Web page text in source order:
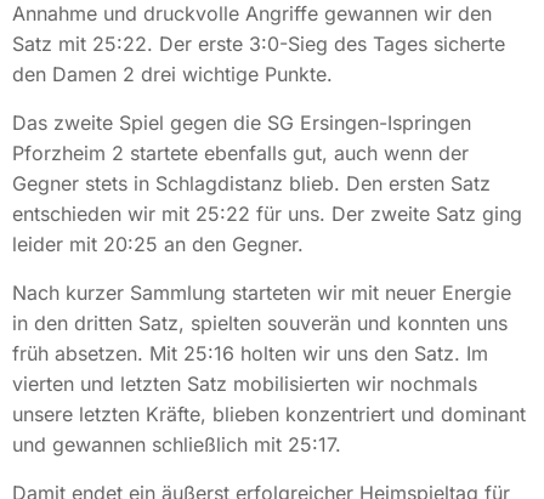
Annahme und druckvolle Angriffe gewannen wir den
Satz mit 25:22. Der erste 3:0-Sieg des Tages sicherte
den Damen 2 drei wichtige Punkte.
Das zweite Spiel gegen die SG Ersingen-Ispringen
Pforzheim 2 startete ebenfalls gut, auch wenn der
Gegner stets in Schlagdistanz blieb. Den ersten Satz
entschieden wir mit 25:22 für uns. Der zweite Satz ging
leider mit 20:25 an den Gegner.
Nach kurzer Sammlung starteten wir mit neuer Energie
in den dritten Satz, spielten souverän und konnten uns
früh absetzen. Mit 25:16 holten wir uns den Satz. Im
vierten und letzten Satz mobilisierten wir nochmals
unsere letzten Kräfte, blieben konzentriert und dominant
und gewannen schließlich mit 25:17.
Damit endet ein äußerst erfolgreicher Heimspieltag für